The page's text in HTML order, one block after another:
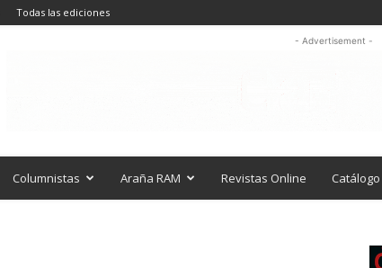
Todas las ediciones
- Advertisement -
Columnistas Araña RAM Revistas Online Catálogo